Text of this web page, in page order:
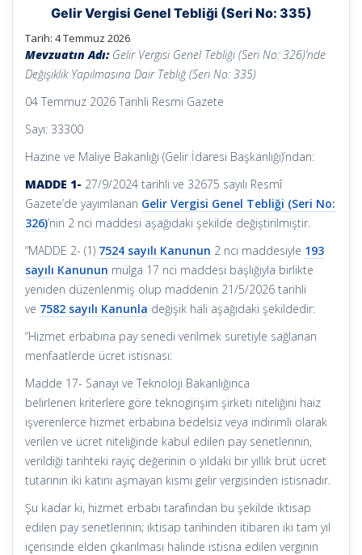
Gelir Vergisi Genel Tebliği (Seri No: 335)
Tarih: 4 Temmuz 2026
Mevzuatın Adı:Gelir Vergisi Genel Tebliği (Seri No: 326)’nde
Değişiklik Yapılmasına Dair Tebliğ (Seri No: 335)
04 Temmuz 2026 Tarihli Resmi Gazete
Sayı: 33300
Hazine ve Maliye Bakanlığı (Gelir İdaresi Başkanlığı)’ndan:
MADDE 1- 27/9/2024 tarihli ve 32675 sayılı Resmî
Gazete’de yayımlanan Gelir Vergisi Genel Tebliği (Seri No:
326)’nin 2 nci maddesi aşağıdaki şekilde değiştirilmiştir.
“MADDE 2- (1) 7524 sayılı Kanunun 2 nci maddesiyle 193
sayılı Kanunun mülga 17 nci maddesi başlığıyla birlikte
yeniden düzenlenmiş olup maddenin 21/5/2026 tarihli
ve 7582 sayılı Kanunla değişik hali aşağıdaki şekildedir:
“Hizmet erbabına pay senedi verilmek suretiyle sağlanan
menfaatlerde ücret istisnası:
Madde 17- Sanayi ve Teknoloji Bakanlığınca
belirlenen kriterlere göre teknogirişim şirketi niteliğini haiz
işverenlerce hizmet erbabına bedelsiz veya indirimli olarak
verilen ve ücret niteliğinde kabul edilen pay senetlerinin,
verildiği tarihteki rayiç değerinin o yıldaki bir yıllık brüt ücret
tutarının iki katını aşmayan kısmı gelir vergisinden istisnadır.
Şu kadar ki, hizmet erbabı tarafından bu şekilde iktisap
edilen pay senetlerinin; iktisap tarihinden itibaren iki tam yıl
içerisinde elden çıkarılması halinde istisna edilen verginin